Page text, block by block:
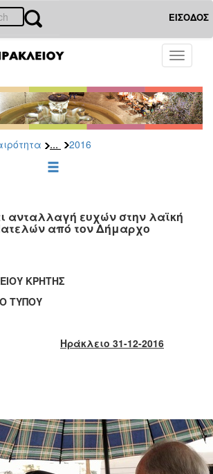
ΕΙΣΟΔΟΣ
Toggle
... 2016
ανταλλαγή ευχών στην λαϊκή
από τον Δήμαρχο
ΚΡΗΤΗΣ
Ηράκλειο 31-12-2016